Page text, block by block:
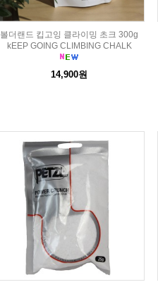
볼더랜드 킵고잉 클라이밍 초크 300g
kEEP GOING CLIMBING CHALK
14,900원